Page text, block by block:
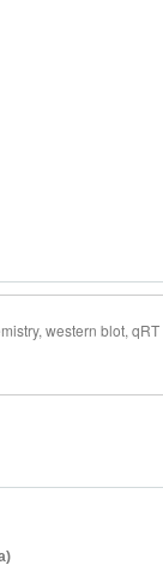
istry, western blot,